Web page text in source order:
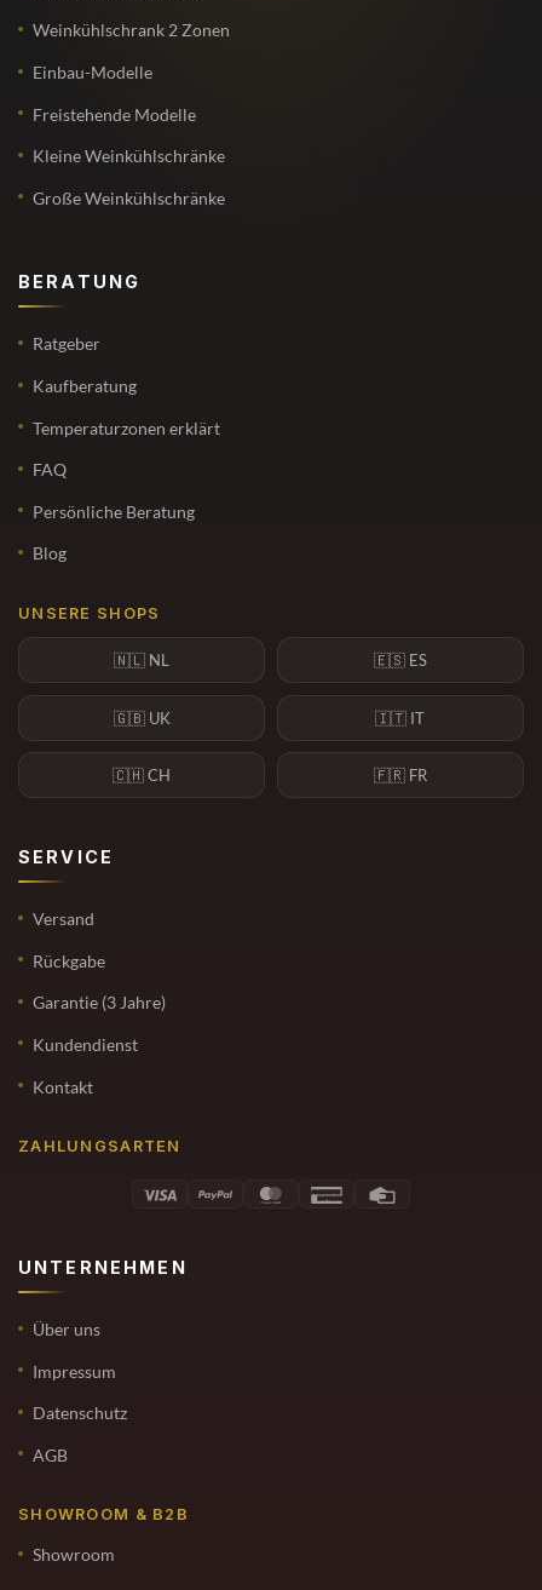
Weinkühlschrank 2 Zonen
Einbau-Modelle
Freistehende Modelle
Kleine Weinkühlschränke
Große Weinkühlschränke
BERATUNG
Ratgeber
Kaufberatung
Temperaturzonen erklärt
FAQ
Persönliche Beratung
Blog
UNSERE SHOPS
🇳🇱 NL 🇪🇸 ES
🇬🇧 UK 🇮🇹 IT
🇨🇭 CH 🇫🇷 FR
SERVICE
Versand
Rückgabe
Garantie (3 Jahre)
Kundendienst
Kontakt
ZAHLUNGSARTEN
UNTERNEHMEN
Über uns
Impressum
Datenschutz
AGB
SHOWROOM & B2B
Showroom